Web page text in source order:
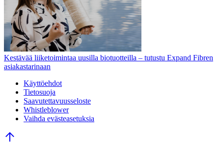
Kestävää liiketoimintaa uusilla biotuotteilla – tutustu Expand Fibren
asiakastarinaan
Käyttöehdot
Tietosuoja
Saavutettavuusseloste
Whistleblower
Vaihda evästeasetuksia